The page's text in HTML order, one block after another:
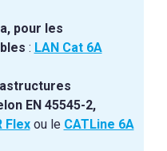
pour les
: LAN Cat 6A
EN 45545-2,
Flexou le CATLine 6A